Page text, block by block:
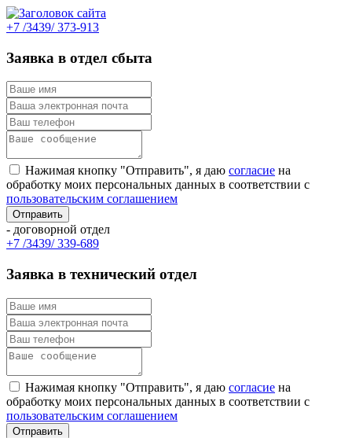
+7 /3439/ 373-913
Заявка в отдел сбыта
Нажимая кнопку "Отправить", я даю согласие на
обработку моих персональных данных в соответствии с
пользовательским соглашением
- договорной отдел
+7 /3439/ 339-689
Заявка в технический отдел
Нажимая кнопку "Отправить", я даю согласие на
обработку моих персональных данных в соответствии с
пользовательским соглашением